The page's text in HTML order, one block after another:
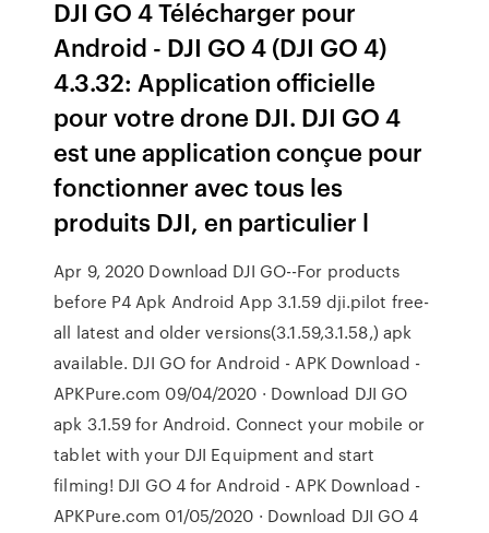
DJI GO 4 Télécharger pour
Android - DJI GO 4 (DJI GO 4)
4.3.32: Application officielle
pour votre drone DJI. DJI GO 4
est une application conçue pour
fonctionner avec tous les
produits DJI, en particulier l
Apr 9, 2020 Download DJI GO--For products
before P4 Apk Android App 3.1.59 dji.pilot free-
all latest and older versions(3.1.59,3.1.58,) apk
available. DJI GO for Android - APK Download -
APKPure.com 09/04/2020 · Download DJI GO
apk 3.1.59 for Android. Connect your mobile or
tablet with your DJI Equipment and start
filming! DJI GO 4 for Android - APK Download -
APKPure.com 01/05/2020 · Download DJI GO 4